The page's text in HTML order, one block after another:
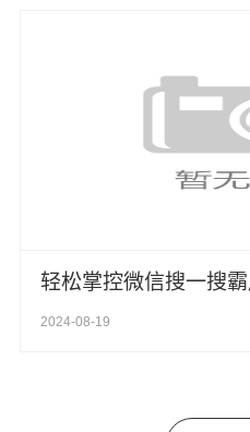
轻松掌控微信搜一搜
2024-08-19